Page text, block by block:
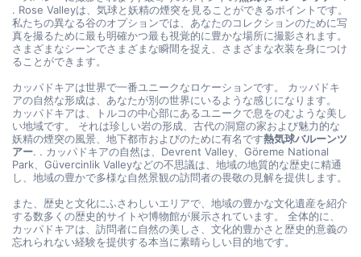
. Rose Valleyは、気球と妖精の煙突を見ることができるポイントです。
私たちの異なる谷のオプションでは、あなたのコレクションのために写
真を撮るために最も明確かつ最も視覚的に豊かな場所に撮影されます。
さまざまなシーンでさまざまな瞬間を捉え、さまざまな衣装を身につけ
ることができます。
カッパドキアは世界で一番ユニークなロケーションです。 カッパドキ
アの自然な形成は、あなたが別の世界にいるような感じになります。
カッパドキアは、トルコの中心部にあるユニークで息をのむような美し
い地域です。 それは珍しい岩の形成、古代の洞窟の家および魅力的な
妖精の煙突の風景、地下都市およびのために有名です熱気球バルーンツ
アー. . カッパドキアの自然は、Devrent Valley、Göreme National
Park、Güvercinlik Valleyなどの不思議は、地域の地質的な歴史に精通
し、地域の豊かで多様な自然景観の訪問者の畏敬の見解を提供します。
また、歴史と文化にふさわしいエリアで、地域の豊かな文化遺産を紹介
する数多くの歴史的サイトや博物館が展示されています。 全体的に、
カッパドキアは、訪問者に自然の美しさ、文化的豊かさと歴史的意義の
忘れられない経験を提供する本当に素晴らしい目的地です。